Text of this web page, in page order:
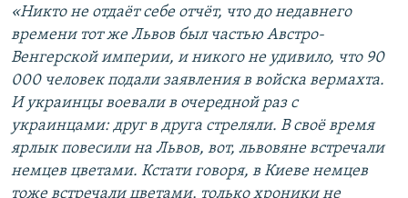
«Никто не отдаёт себе отчёт, что до недавнего
времени тот же Львов был частью Австро-
Венгерской империи, и никого не удивило, что 90
000 человек подали заявления в войска вермахта.
И украинцы воевали в очередной раз с
украинцами: друг в друга стреляли. В своё время
ярлык повесили на Львов, вот, львовяне встречали
немцев цветами. Кстати говоря, в Киеве немцев
тоже встречали цветами, только хроники не